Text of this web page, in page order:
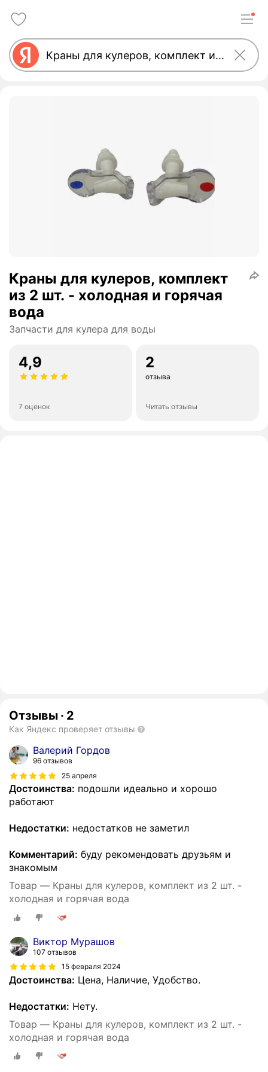
Краны для кулеров, комплект
из 2 шт. - холодная и горячая
вода
Запчасти для кулера для воды
4,9
7 оценок
2
отзыва
Читать отзывы
Отзывы · 2
Как Яндекс проверяет отзывы
Валерий Гордов
96 отзывов
25 апреля
Достоинства: подошли идеально и хорошо
работают
Недостатки: недостатков не заметил
Комментарий: буду рекомендовать друзьям и
знакомым
Товар — Краны для кулеров, комплект из 2 шт. -
холодная и горячая вода
Виктор Мурашов
107 отзывов
15 февраля 2024
Достоинства: Цена, Наличие, Удобство.
Недостатки: Нету.
Товар — Краны для кулеров, комплект из 2 шт. -
холодная и горячая вода